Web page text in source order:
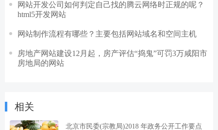
网站开发公司如何判定自己找的腾云网络时正规的呢？
html5开发网站
网站制作流程有哪些？主要包括网站域名和空间主机
房地产网站建设12月起，房产评估“捣鬼”可罚3万咸阳市
房地局的网站
相关
北京市民委(宗教局)2018 年政务公开工作要点